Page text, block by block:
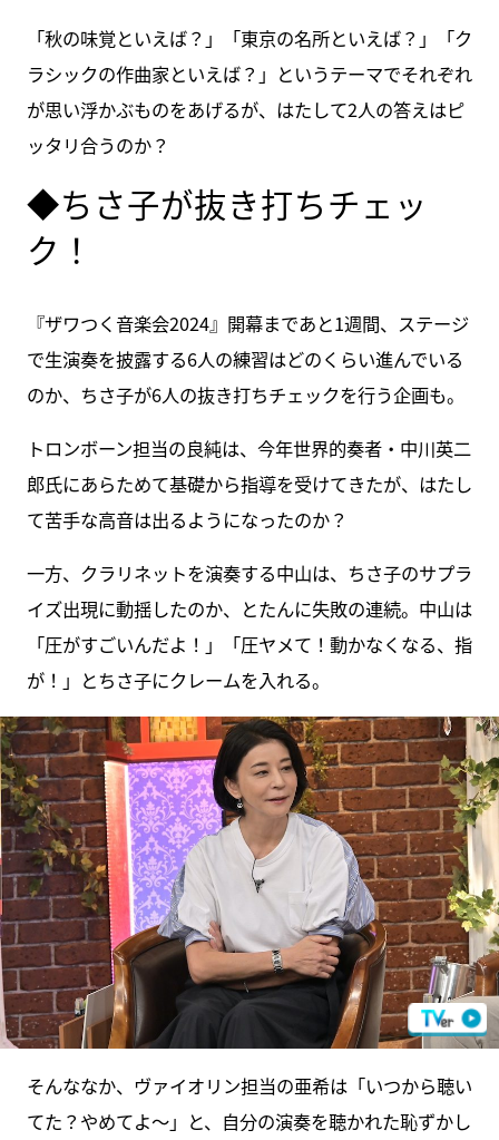
「秋の味覚といえば？」「東京の名所といえば？」「ク
ラシックの作曲家といえば？」というテーマでそれぞれ
が思い浮かぶものをあげるが、はたして2人の答えはピ
ッタリ合うのか？
◆ちさ子が抜き打ちチェッ
ク！
『ザワつく音楽会2024』開幕まであと1週間、ステージ
で生演奏を披露する6人の練習はどのくらい進んでいる
のか、ちさ子が6人の抜き打ちチェックを行う企画も。
トロンボーン担当の良純は、今年世界的奏者・中川英二
郎氏にあらためて基礎から指導を受けてきたが、はたし
て苦手な高音は出るようになったのか？
一方、クラリネットを演奏する中山は、ちさ子のサプラ
イズ出現に動揺したのか、とたんに失敗の連続。中山は
「圧がすごいんだよ！」「圧ヤメて！動かなくなる、指
が！」とちさ子にクレームを入れる。
そんななか、ヴァイオリン担当の亜希は「いつから聴い
てた？やめてよ～」と、自分の演奏を聴かれた恥ずかし